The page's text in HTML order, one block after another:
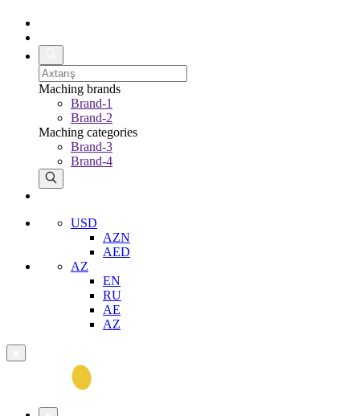
Maching brands
Brand-1
Brand-2
Maching categories
Brand-3
Brand-4
USD
AZN
AED
AZ
EN
RU
AE
AZ